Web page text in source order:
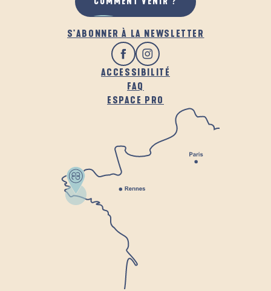
S'ABONNER À LA NEWSLETTER
ACCESSIBILITÉ
FAQ
ESPACE PRO